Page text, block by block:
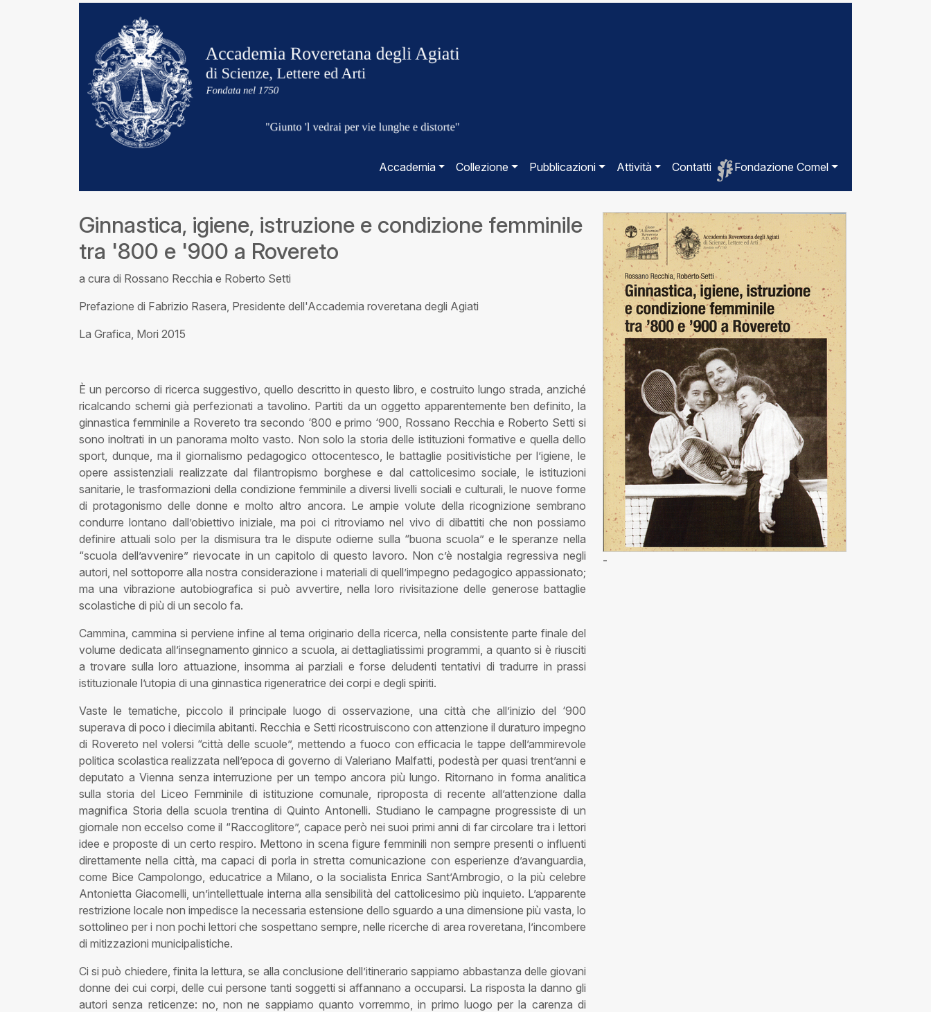
Accademia Collezione Pubblicazioni Attività Contatti Fondazione Comel
Ginnastica, igiene, istruzione e condizione femminile
tra '800 e '900 a Rovereto
a cura di Rossano Recchia e Roberto Setti
Prefazione di Fabrizio Rasera, Presidente dell'Accademia roveretana degli Agiati
La Grafica, Mori 2015
È un percorso di ricerca suggestivo, quello descritto in questo libro, e costruito lungo strada, anziché
ricalcando schemi già perfezionati a tavolino. Partiti da un oggetto apparentemente ben definito, la
ginnastica femminile a Rovereto tra secondo ‘800 e primo ‘900, Rossano Recchia e Roberto Setti si
sono inoltrati in un panorama molto vasto. Non solo la storia delle istituzioni formative e quella dello
sport, dunque, ma il giornalismo pedagogico ottocentesco, le battaglie positivistiche per l’igiene, le
opere assistenziali realizzate dal filantropismo borghese e dal cattolicesimo sociale, le istituzioni
sanitarie, le trasformazioni della condizione femminile a diversi livelli sociali e culturali, le nuove forme
di protagonismo delle donne e molto altro ancora. Le ampie volute della ricognizione sembrano
condurre lontano dall’obiettivo iniziale, ma poi ci ritroviamo nel vivo di dibattiti che non possiamo
definire attuali solo per la dismisura tra le dispute odierne sulla “buona scuola” e le speranze nella
“scuola dell’avvenire” rievocate in un capitolo di questo lavoro. Non c’è nostalgia regressiva negli
autori, nel sottoporre alla nostra considerazione i materiali di quell’impegno pedagogico appassionato;
ma una vibrazione autobiografica si può avvertire, nella loro rivisitazione delle generose battaglie
scolastiche di più di un secolo fa.
Cammina, cammina si perviene infine al tema originario della ricerca, nella consistente parte finale del
volume dedicata all’insegnamento ginnico a scuola, ai dettagliatissimi programmi, a quanto si è riusciti
a trovare sulla loro attuazione, insomma ai parziali e forse deludenti tentativi di tradurre in prassi
istituzionale l’utopia di una ginnastica rigeneratrice dei corpi e degli spiriti.
Vaste le tematiche, piccolo il principale luogo di osservazione, una città che all’inizio del ‘900
superava di poco i diecimila abitanti. Recchia e Setti ricostruiscono con attenzione il duraturo impegno
di Rovereto nel volersi “città delle scuole”, mettendo a fuoco con efficacia le tappe dell’ammirevole
politica scolastica realizzata nell’epoca di governo di Valeriano Malfatti, podestà per quasi trent’anni e
deputato a Vienna senza interruzione per un tempo ancora più lungo. Ritornano in forma analitica
sulla storia del Liceo Femminile di istituzione comunale, riproposta di recente all’attenzione dalla
magnifica Storia della scuola trentina di Quinto Antonelli. Studiano le campagne progressiste di un
giornale non eccelso come il “Raccoglitore”, capace però nei suoi primi anni di far circolare tra i lettori
idee e proposte di un certo respiro. Mettono in scena figure femminili non sempre presenti o influenti
direttamente nella città, ma capaci di porla in stretta comunicazione con esperienze d’avanguardia,
come Bice Campolongo, educatrice a Milano, o la socialista Enrica Sant’Ambrogio, o la più celebre
Antonietta Giacomelli, un’intellettuale interna alla sensibilità del cattolicesimo più inquieto. L’apparente
restrizione locale non impedisce la necessaria estensione dello sguardo a una dimensione più vasta, lo
sottolineo per i non pochi lettori che sospettano sempre, nelle ricerche di area roveretana, l’incombere
di mitizzazioni municipalistiche.
Ci si può chiedere, finita la lettura, se alla conclusione dell’itinerario sappiamo abbastanza delle giovani
donne dei cui corpi, delle cui persone tanti soggetti si affannano a occuparsi. La risposta la danno gli
autori senza reticenze: no, non ne sappiamo quanto vorremmo, in primo luogo per la carenza di
-